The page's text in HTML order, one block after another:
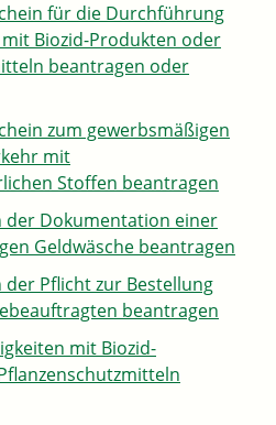
für die Durchführung
Biozid-Produkten oder
beantragen oder
zum gewerbsmäßigen
mit
Stoffen beantragen
der Dokumentation einer
Geldwäsche beantragen
der Pflicht zur Bestellung
beantragen
mit Biozid-